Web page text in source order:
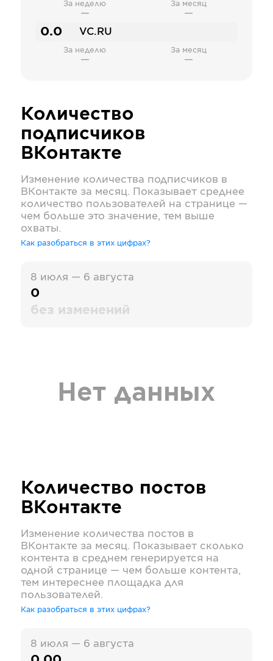
За неделю
—
За месяц
—
0.0 VC.RU
За неделю
—
За месяц
—
Количество
подписчиков
ВКонтакте
Изменение количества подписчиков в
ВКонтакте за месяц. Показывает среднее
количество пользователей на странице —
чем больше это значение, тем выше
охваты.
Как разобраться в этих цифрах?
8 июля — 6 августа
0
без изменений
Нет данных
Количество постов
ВКонтакте
Изменение количества постов в
ВКонтакте за месяц. Показывает сколько
контента в среднем генерируется на
одной странице — чем больше контента,
тем интереснее площадка для
пользователей.
Как разобраться в этих цифрах?
8 июля — 6 августа